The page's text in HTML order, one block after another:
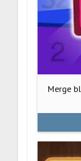
Merge